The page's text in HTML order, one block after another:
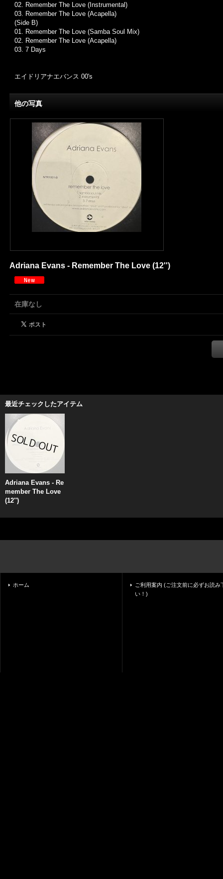
02. Remember The Love (Instrumental)
03. Remember The Love (Acapella)
(Side B)
01. Remember The Love (Samba Soul Mix)
02. Remember The Love (Acapella)
03. 7 Days
エイドリアナエバンス 00's
他の写真
Adriana Evans - Remember The Love (12'')
在庫なし
最近チェックしたアイテム
Adriana Evans - Re
member The Love
(12'')
ホーム
ご利用案内 (ご注文前に必ずお読み
い！)